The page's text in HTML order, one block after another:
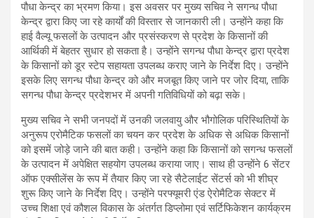
पौधा केन्द्र का भ्रमण किया। इस अवसर पर मुख्य सचिव ने सगन्ध पौधा
केन्द्र द्वारा किए जा रहे कार्यों की विस्तार से जानकारी ली। उन्होंने कहा कि
हाई वैल्यू फसलों के उत्पादन और प्रसंस्करण से प्रदेश के किसानों की
आर्थिकी में बेहतर सुधार हो सकता है। उन्होंने सगन्ध पौधा केन्द्र द्वारा प्रदेश
के किसानों को डूर स्टेप सहायता उपलब्ध कराए जाने के निर्देश दिए। उन्होंने
इसके लिए सगन्ध पौधा केन्द्र को और मजबूत किए जाने पर जोर दिया, ताकि
सगन्ध पौधा केन्द्र प्रदेशभर में अपनी गतिविधियों को बढ़ा सके।
मुख्य सचिव ने सभी जनपदों में उनकी जलवायु और भौगोलिक परिस्थितियों के
अनुरूप एरोमैटिक फसलों का चयन कर प्रदेश के अधिक से अधिक किसानों
को इसमें जोड़े जाने की बात कही। उन्होंने कहा कि किसानों को सगन्ध फसलों
के उत्पादन में अपेक्षित सहयोग उपलब्ध कराया जाए। साथ ही उन्होंने 6 सेंटर
ऑफ एक्सीलेंस के रूप में तैयार किए जा रहे सैटेलाईट सेंटर्स को भी शीघ्र
शुरू किए जाने के निर्देश दिए। उन्होंने परफ्यूमरी एंड ऐरोमैटिक सेक्टर में
उच्च शिक्षा एवं कौशल विकास के अंतर्गत डिप्लोमा एवं सर्टिफिकेशन कार्यक्रम